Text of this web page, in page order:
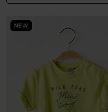
NEW